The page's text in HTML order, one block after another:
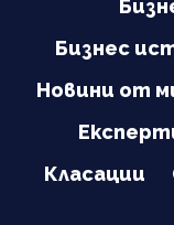
Бизнес
Новини от
Класации